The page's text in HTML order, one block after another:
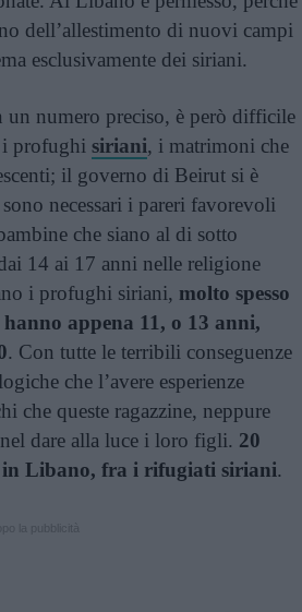
dell’allestimento di nuovi campi
esclusivamente dei siriani.
numero preciso, è però difficile
i profughi siriani, i matrimoni che
il governo di Beirut si è
necessari i pareri favorevoli
che siano al di sotto
14 ai 17 anni nelle religione
i profughi siriani, molto spesso
appena 11, o 13 anni,
. Con tutte le terribili conseguenze
che l’avere esperienze
che queste ragazzine, neppure
dare alla luce i loro figli. 20
in Libano, fra i rifugiati siriani.